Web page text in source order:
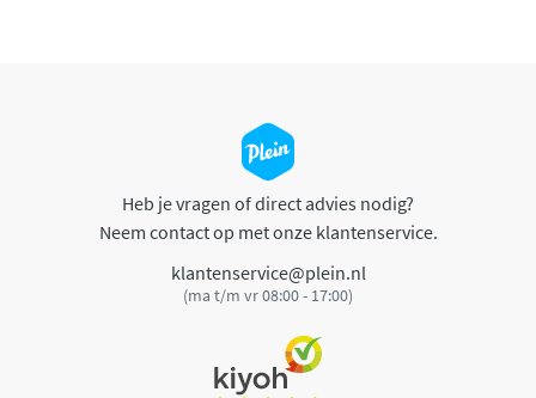
Heb je vragen of direct advies nodig?
Neem contact op met onze klantenservice.
klantenservice@plein.nl
(ma t/m vr 08:00 - 17:00)